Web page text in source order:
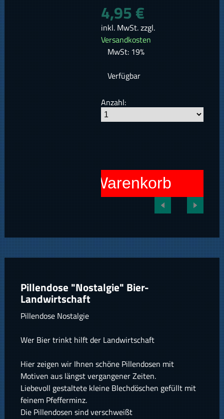
4,95 €
inkl. MwSt. zzgl.
Versandkosten
MwSt: 19%
Verfügbar
Anzahl:
In den Warenkorb
Pillendose "Nostalgie" Bier-
Landwirtschaft
Pillendose Nostalgie
Wer Bier trinkt hilft der Landwirtschaft
Hier zeigen wir Ihnen schöne Pillendosen mit
Motiven aus längst vergangener Zeiten.
Liebevoll gestaltete kleine Blechdöschen gefüllt mit
feinem Pfefferminz.
Die Pillendosen sind verschweißt